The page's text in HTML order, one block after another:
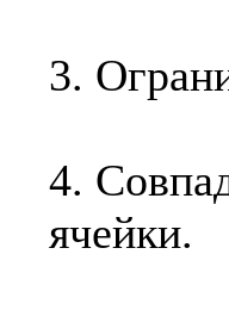
3.
4.
ячейки.